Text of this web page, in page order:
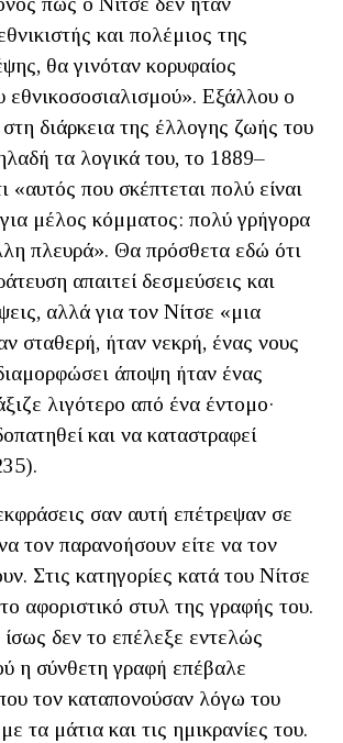
και πολέμιος της
θα γινόταν κορυφαίος
εθνικοσοσιαλισμού». Εξάλλου ο
στη διάρκεια της έλλογης ζωής του
τα λογικά του, το 1889–
«αυτός που σκέπτεται πολύ είναι
μέλος κόμματος: πολύ γρήγορα
πλευρά». Θα πρόσθετα εδώ ότι
απαιτεί δεσμεύσεις και
αλλά για τον Νίτσε «μια
σταθερή, ήταν νεκρή, ένας νους
άποψη ήταν ένας
λιγότερο από ένα έντομο·
και να καταστραφεί
σαν αυτή επέτρεψαν σε
τον παρανοήσουν είτε να τον
Στις κατηγορίες κατά του Νίτσε
αφοριστικό στυλ της γραφής του.
δεν το επέλεξε εντελώς
η σύνθετη γραφή επέβαλε
τον καταπονούσαν λόγω του
τα μάτια και τις ημικρανίες του.